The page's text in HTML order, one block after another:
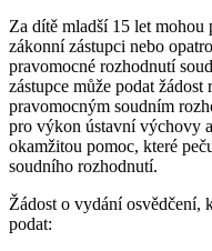
Za dítě mladší 15 let mohou
zákonní zástupci nebo
pravomocné rozhodnutí
zástupce může podat
pravomocným soudním
pro výkon ústavní výchovy
okamžitou pomoc, které
soudního rozhodnutí.
Žádost o vydání osvědčení,
podat: